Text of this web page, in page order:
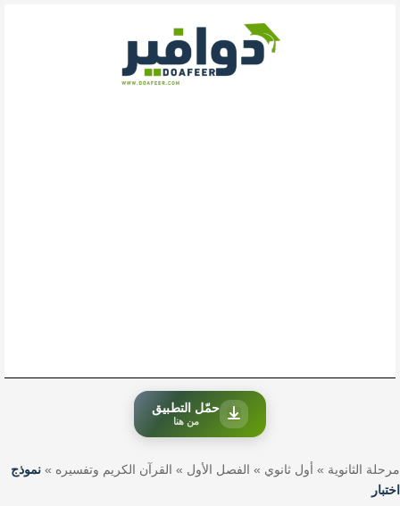
حمّل التطبيق
من هنا
مرحلة الثانوية » أول ثانوي » الفصل الأول » القرآن الكريم وتفسيره » نموذج
اختبار